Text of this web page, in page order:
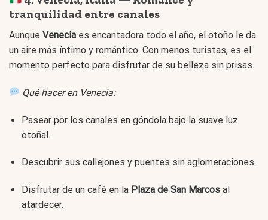
tranquilidad entre canales
Aunque Venecia es encantadora todo el año, el otoño le da
un aire más íntimo y romántico. Con menos turistas, es el
momento perfecto para disfrutar de su belleza sin prisas.
Qué hacer en Venecia:
Pasear por los canales en góndola bajo la suave luz
otoñal.
Descubrir sus callejones y puentes sin aglomeraciones.
Disfrutar de un café en la Plaza de San Marcosal
atardecer.